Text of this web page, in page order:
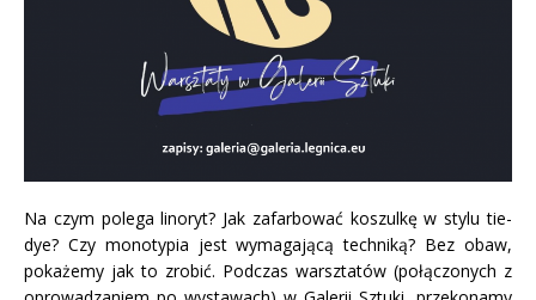
Na czym polega linoryt? Jak zafarbować koszulkę w stylu tie-
dye? Czy monotypia jest wymagającą techniką? Bez obaw,
pokażemy jak to zrobić. Podczas warsztatów (połączonych z